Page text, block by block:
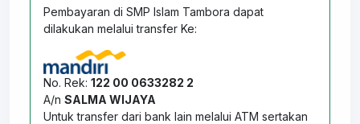
Pembayaran di SMP Islam Tambora dapat
dilakukan melalui transfer Ke:
No. Rek: 122 00 0633282 2
A/n SALMA WIJAYA
Untuk transfer dari bank lain melalui ATM sertakan